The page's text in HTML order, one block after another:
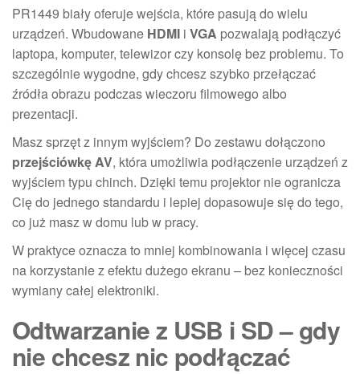
PR1449 biały oferuje wejścia, które pasują do wielu
urządzeń. Wbudowane HDMI i VGA pozwalają podłączyć
laptopa, komputer, telewizor czy konsolę bez problemu. To
szczególnie wygodne, gdy chcesz szybko przełączać
źródła obrazu podczas wieczoru filmowego albo
prezentacji.
Masz sprzęt z innym wyjściem? Do zestawu dołączono
przejściówkę AV, która umożliwia podłączenie urządzeń z
wyjściem typu chinch. Dzięki temu projektor nie ogranicza
Cię do jednego standardu i lepiej dopasowuje się do tego,
co już masz w domu lub w pracy.
W praktyce oznacza to mniej kombinowania i więcej czasu
na korzystanie z efektu dużego ekranu – bez konieczności
wymiany całej elektroniki.
Odtwarzanie z USB i SD – gdy
nie chcesz nic podłączać